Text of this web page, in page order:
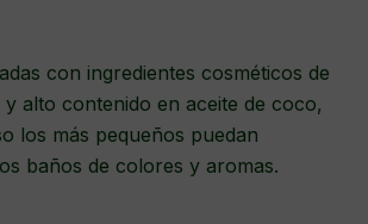
con ingredientes cosméticos de
y alto contenido en aceite de coco,
los más pequeños puedan
baños de colores y aromas.